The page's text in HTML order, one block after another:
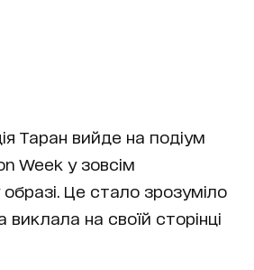
Таран вийде на подіум
Week у зовсім
Це стало зрозуміло
виклала на своїй сторінці